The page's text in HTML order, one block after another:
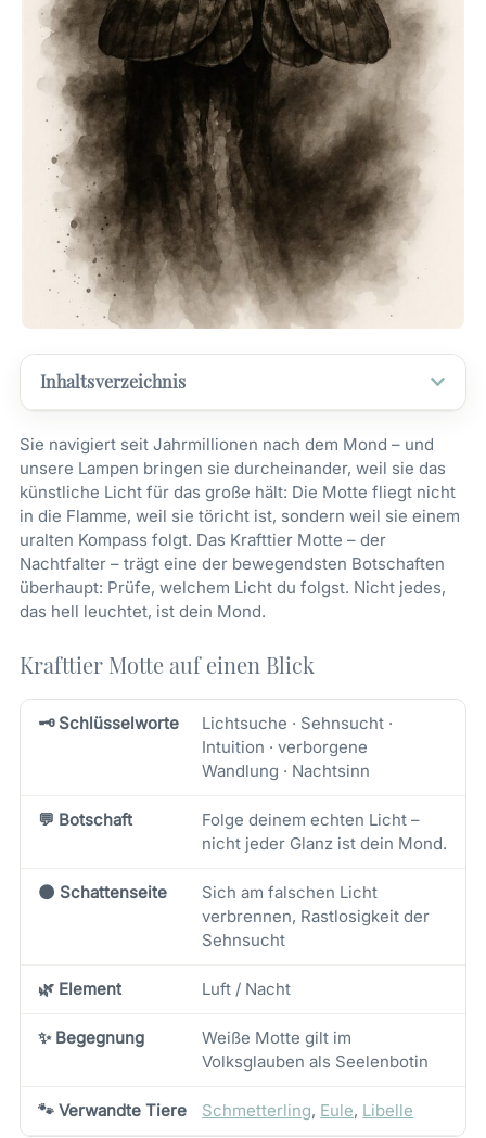
Inhaltsverzeichnis
Sie navigiert seit Jahrmillionen nach dem Mond – und
unsere Lampen bringen sie durcheinander, weil sie das
künstliche Licht für das große hält: Die Motte fliegt nicht
in die Flamme, weil sie töricht ist, sondern weil sie einem
uralten Kompass folgt. Das Krafttier Motte – der
Nachtfalter – trägt eine der bewegendsten Botschaften
überhaupt: Prüfe, welchem Licht du folgst. Nicht jedes,
das hell leuchtet, ist dein Mond.
Krafttier Motte auf einen Blick
🗝️ Schlüsselworte
Lichtsuche · Sehnsucht ·
Intuition · verborgene
Wandlung · Nachtsinn
💬 Botschaft
Folge deinem echten Licht –
nicht jeder Glanz ist dein Mond.
🌑 Schattenseite
Sich am falschen Licht
verbrennen, Rastlosigkeit der
Sehnsucht
🌿 Element Luft / Nacht
✨ Begegnung
Weiße Motte gilt im
Volksglauben als Seelenbotin
🐾 Verwandte Tiere Schmetterling, Eule, Libelle